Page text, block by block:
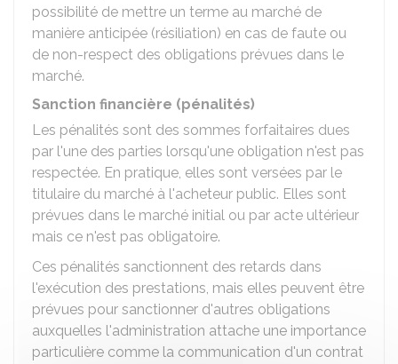
possibilité de mettre un terme au marché de
manière anticipée (résiliation) en cas de faute ou
de non-respect des obligations prévues dans le
marché.
Sanction financière (pénalités)
Les pénalités sont des sommes forfaitaires dues
par l'une des parties lorsqu'une obligation n'est pas
respectée. En pratique, elles sont versées par le
titulaire du marché à l'acheteur public. Elles sont
prévues dans le marché initial ou par acte ultérieur
mais ce n'est pas obligatoire.
Ces pénalités sanctionnent des retards dans
l'exécution des prestations, mais elles peuvent être
prévues pour sanctionner d'autres obligations
auxquelles l'administration attache une importance
particulière comme la communication d'un contrat